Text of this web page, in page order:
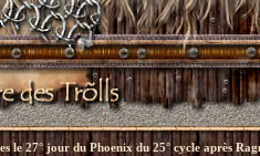
le27° jour du Phoenix du 25° cycle après